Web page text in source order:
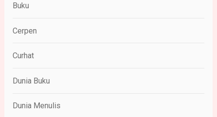
Buku
Cerpen
Curhat
Dunia Buku
Dunia Menulis